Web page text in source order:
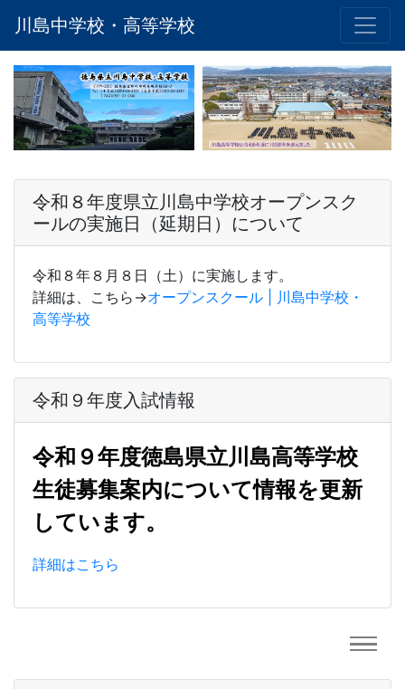
川島中学校・高等学校
令和８年度県立川島中学校オープンスク
ールの実施日（延期日）について
令和８年８月８日（土）に実施します。
詳細は、こちら→オープンスクール | 川島中学校・
高等学校
令和９年度入試情報
令和９年度徳島県立川島高等学校
生徒募集案内について情報を更新
しています。
詳細はこちら